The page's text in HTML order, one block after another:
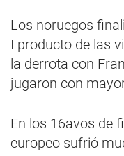
Los noruegos
I producto de las
la derrota con
jugaron con
En los 16avos de
europeo sufrió